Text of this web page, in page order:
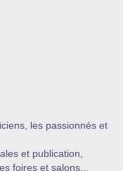
les passionnés et
et publication,
foires et salons...